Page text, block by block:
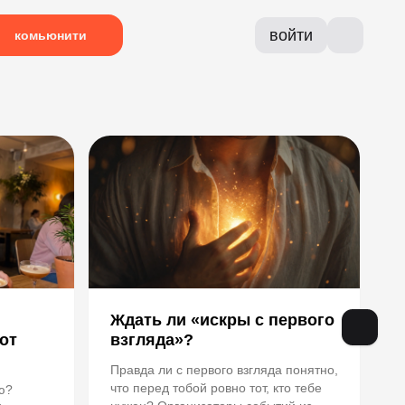
комьюнити войти
Ждать ли «искры с первого
взгляда»?
Правда ли с первого взгляда понятно,
что перед тобой ровно тот, кто тебе